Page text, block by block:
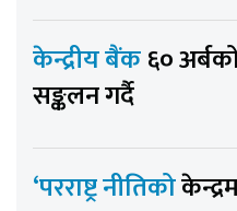
केन्द्रीय बैंक६०
सङ्कलन गर्दै
‘परराष्ट्र नीतिको